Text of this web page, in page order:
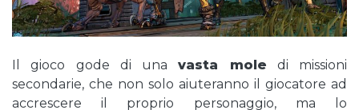
Il gioco gode di unavasta mole di missioni
secondarie, che non solo aiuteranno il giocatore ad
accrescere il proprio personaggio, ma lo